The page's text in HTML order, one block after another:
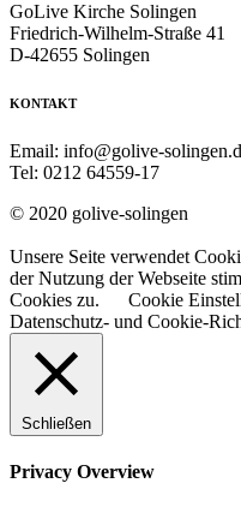
GoLive Kirche Solingen
Friedrich-Wilhelm-Straße 41
D-42655 Solingen
KONTAKT
Email: info@golive-
Tel: 0212 64559-17
© 2020 golive-solingen
Unsere Seite verwendet
der Nutzung der Webseite
Cookies zu.
Cookie
Datenschutz- und Cookie-
Schließen
Privacy Overview